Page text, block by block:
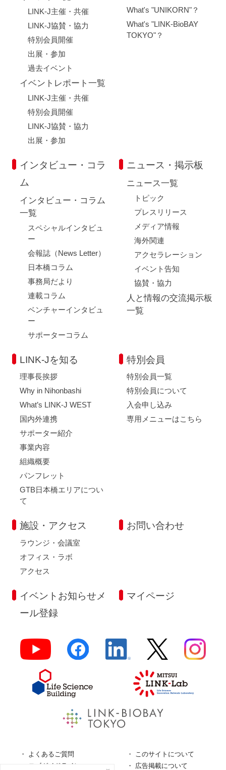
LINK-J主催・共催
LINK-J協賛・協力
特別会員開催
出展・参加
過去イベント
イベントレポート一覧
LINK-J主催・共催
特別会員開催
LINK-J協賛・協力
出展・参加
What's "UNIKORN"？
What's "LINK-BioBAY
TOKYO"？
インタビュー・コラ
ム
インタビュー・コラム
一覧
スペシャルインタビュ
ー
会報誌（News Letter）
日本橋コラム
事務局だより
連載コラム
ベンチャーインタビュ
ー
サポーターコラム
ニュース・掲示板
ニュース一覧
トピック
プレスリリース
メディア情報
海外関連
アクセラレーション
イベント告知
協賛・協力
人と情報の交流掲示板
一覧
LINK-Jを知る
理事長挨拶
Why in Nihonbashi
What’s LINK-J WEST
国内外連携
サポーター紹介
事業内容
組織概要
パンフレット
GTB日本橋エリアについ
て
特別会員
特別会員一覧
特別会員について
入会申し込み
専用メニューはこちら
施設・アクセス
ラウンジ・会議室
オフィス・ラボ
アクセス
お問い合わせ
イベントお知らせメ
ール登録
マイページ
よくあるご質問
このサイトについて
ロゴガイドライン
広告掲載について